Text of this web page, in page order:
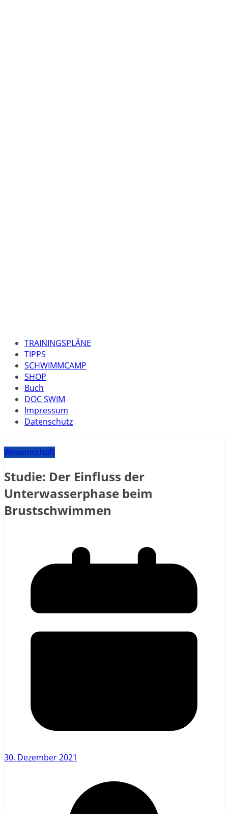
TRAININGSPLÄNE
TIPPS
SCHWIMMCAMP
SHOP
Buch
DOC SWIM
Impressum
Datenschutz
Wissenschaft
Studie: Der Einfluss der
Unterwasserphase beim
Brustschwimmen
30. Dezember 2021